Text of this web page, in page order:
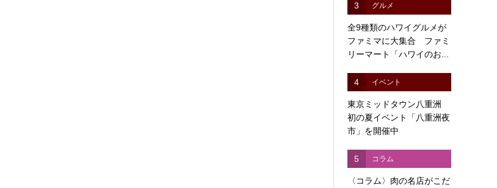
3 グルメ
全9種類のハワイグルメが
ファミマに大集合 ファミ
リーマート「ハワイのお...
4 イベント
東京ミッドタウン八重洲
初の夏イベント「八重洲夜
市」を開催中
5 コラム
〈コラム〉肉の名店がこだ